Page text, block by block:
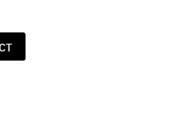
питомца. Лакомства
способ порадовать
и возможность